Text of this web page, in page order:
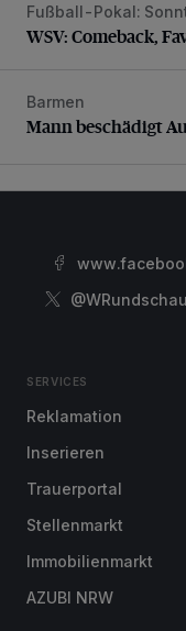
WSV: Comeback,
Fußball-Pokal:
WSV: Comeback,
Mann beschädigt
Barmen
Mann beschädigt
@WRundschau
SERVICES
Reklamation
Inserieren
Trauerportal
Stellenmarkt
Immobilienmarkt
AZUBI NRW